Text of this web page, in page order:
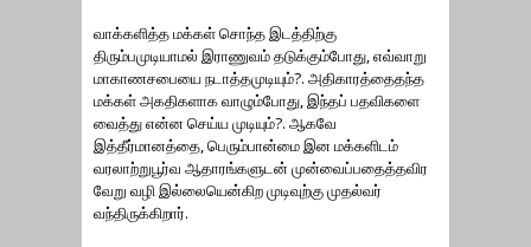
வாக்களித்த மக்கள் சொந்த இடத்திற்கு
திரும்பமுடியாமல் இராணுவம் தடுக்கும்போது, எவ்வாறு
மாகாணசபையை நடாத்தமுடியும்?. அதிகாரத்தைதந்த
மக்கள் அகதிகளாக வாழும்போது, இந்தப் பதவிகளை
வைத்து என்ன செய்ய முடியும்?. ஆகவே
இத்தீர்மானத்தை, பெரும்பான்மை இன மக்களிடம்
வரலாற்றுபூர்வ ஆதாரங்களுடன் முன்வைப்பதைத்தவிர
வேறு வழி இல்லையென்கிற முடிவுற்கு முதல்வர்
வந்திருக்கிறார்.